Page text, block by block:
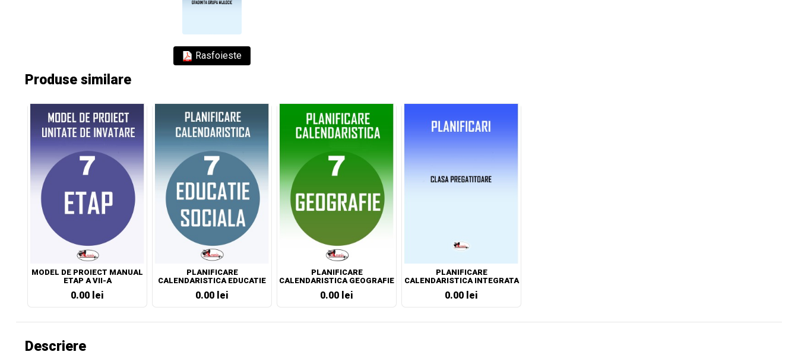
Rasfoieste
Produse similare
MODEL DE PROIECT MANUAL
ETAP A VII-A
0.00 lei
PLANIFICARE
CALENDARISTICA EDUCATIE
SOCIALA CLASA A VII-A
0.00 lei
PLANIFICARE
CALENDARISTICA GEOGRAFIE
CLASA A VII-A
0.00 lei
PLANIFICARE
CALENDARISTICA INTEGRATA
CLASA PREGATITOARE
0.00 lei
Descriere